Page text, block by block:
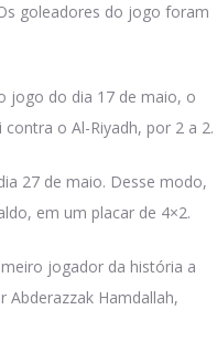
goleadores do jogo foram
jogo do dia 17 de maio, o
o Al-Riyadh, por 2 a 2.
27 de maio. Desse modo,
em um placar de 4×2.
jogador da história a
Hamdallah,